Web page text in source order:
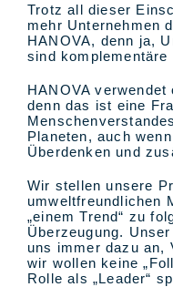
Trotz all dieser
mehr Unternehmen
HANOVA, denn ja,
sind komplementäre
HANOVA
denn das ist eine
Planeten, auch
Überdenken und
Wir stellen unsere
umweltfreundlichen
„einem Trend“ zu
Überzeugung.
uns immer dazu an,
wir wollen keine
Rolle als „Leader“